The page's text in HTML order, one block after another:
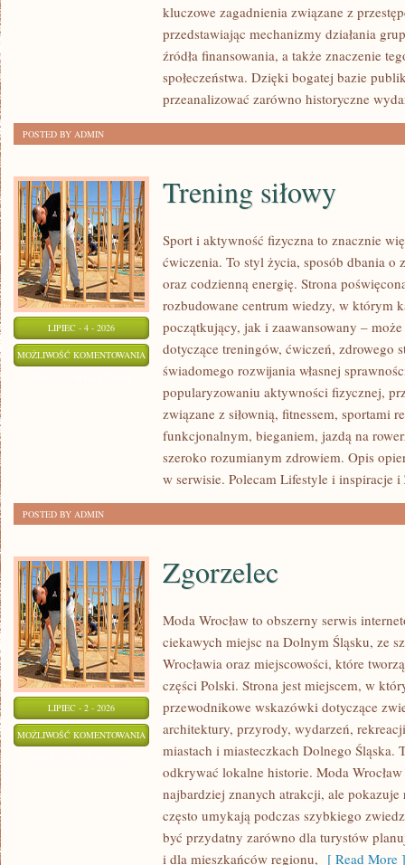
kluczowe zagadnienia związane z
przedstawiając mechanizmy działania
źródła finansowania, a także znaczenie
społeczeństwa. Dzięki bogatej bazie
przeanalizować zarówno historyczne
POSTED BY ADMIN
LIPIEC - 4 - 2026
MOŻLIWOŚĆ KOMENTOWANIA TRENING
SIŁOWY
Trening siłowy
Sport i aktywność fizyczna to znacznie
ćwiczenia. To styl życia, sposób dbania o
oraz codzienną energię. Strona
rozbudowane centrum wiedzy, w którym
początkujący, jak i zaawansowany –
dotyczące treningów, ćwiczeń, zdrowego
świadomego rozwijania własnej
popularyzowaniu aktywności fizycznej,
związane z siłownią, fitnessem, sportami
funkcjonalnym, bieganiem, jazdą na
szeroko rozumianym zdrowiem. Opis
w serwisie. Polecam Lifestyle i inspiracje i
POSTED BY ADMIN
LIPIEC - 2 - 2026
MOŻLIWOŚĆ KOMENTOWANIA ZGORZELEC
Zgorzelec
Moda Wrocław to obszerny serwis
ciekawych miejsc na Dolnym Śląsku, ze
Wrocławia oraz miejscowości, które
części Polski. Strona jest miejscem, w
przewodnikowe wskazówki dotyczące
architektury, przyrody, wydarzeń,
miastach i miasteczkach Dolnego Śląska.
odkrywać lokalne historie. Moda
najbardziej znanych atrakcji, ale
często umykają podczas szybkiego
być przydatny zarówno dla turystów
i dla mieszkańców regionu, [ Read More ]